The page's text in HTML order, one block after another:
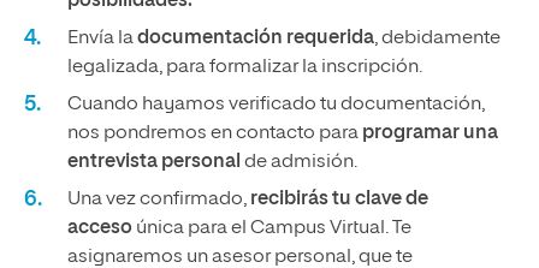
Envía ladocumentación requerida, debidamente
legalizada, para formalizar la inscripción.
Cuando hayamos verificado tu documentación,
nos pondremos en contacto para programar una
entrevista personal de admisión.
Una vez confirmado, recibirás tu clave de
acceso única para el Campus Virtual. Te
asignaremos un asesor personal, que te